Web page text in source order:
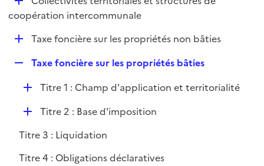
p
l
i
e
r
é
r
coopération intercommunale
D
l
i
e
Taxe foncière sur les propriétés non bâties
p
l
i
e
Taxe foncière sur les propriétés bâties
D
i
e
Titre 1 : Champ d'application et territorialité
D
p
l
Titre 2 : Base d'imposition
Titre 3 : Liquidation
Titre 4 : Obligations déclaratives